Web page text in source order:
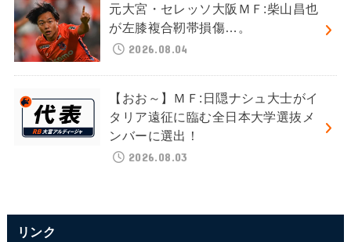
元大宮・セレッソ大阪ＭＦ:柴山昌也
が左膝複合靭帯損傷…。
2026.08.04
【おお～】ＭＦ:日隠ナシュ大士がイ
タリア遠征に臨む全日本大学選抜メ
ンバーに選出！
2026.08.03
リンク